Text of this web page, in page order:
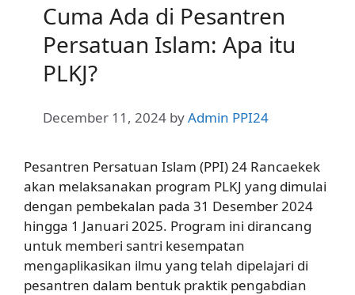
Cuma Ada di Pesantren
Persatuan Islam: Apa itu
PLKJ?
December 11, 2024 byAdmin PPI24
Pesantren Persatuan Islam (PPI) 24 Rancaekek
akan melaksanakan program PLKJ yang dimulai
dengan pembekalan pada 31 Desember 2024
hingga 1 Januari 2025. Program ini dirancang
untuk memberi santri kesempatan
mengaplikasikan ilmu yang telah dipelajari di
pesantren dalam bentuk praktik pengabdian